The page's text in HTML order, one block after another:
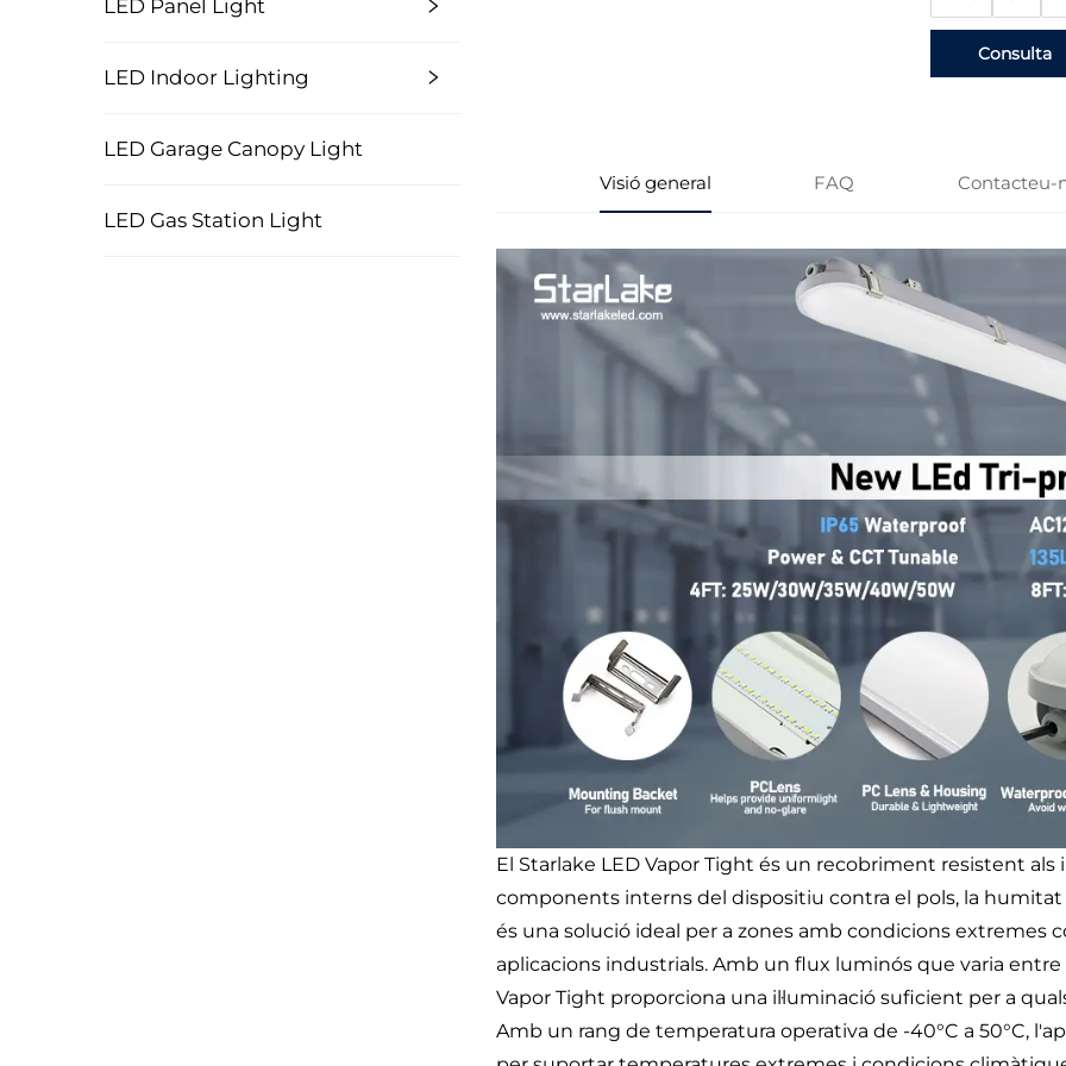
LED Panel Light
LED Indoor Lighting
LED Garage Canopy Light
LED Gas Station Light
Consulta
Visió general FAQ Contacteu-
El Starlake LED Vapor Tight és un recobriment resistent
components interns del dispositiu contra el pols, la humitat
és una solució ideal per a zones amb condicions extremes
aplicacions industrials. Amb un flux luminós que varia
Vapor Tight proporciona una il·luminació suficient per a
Amb un rang de temperatura operativa de -40°C a 50°C,